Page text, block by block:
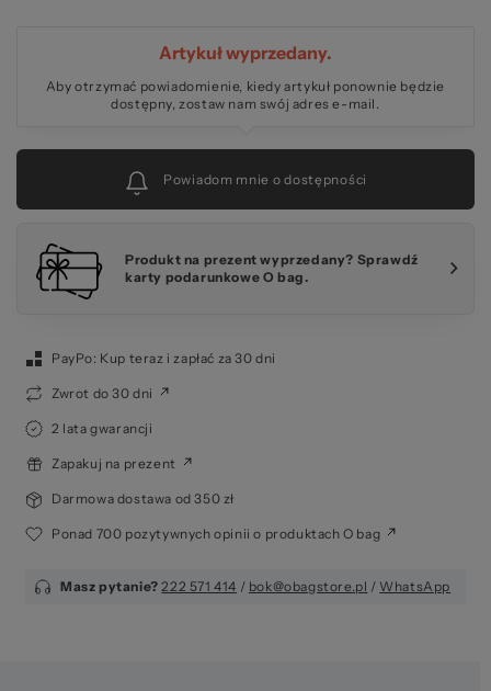
Artykuł wyprzedany.
Aby otrzymać powiadomienie, kiedy artykuł ponownie będzie
dostępny, zostaw nam swój adres e-mail.
Powiadom mnie o dostępności
Produkt na prezent wyprzedany? Sprawdź
karty podarunkowe O bag.
PayPo: Kup teraz i zapłać za 30 dni
Zwrot do 30 dni
2 lata gwarancji
Zapakuj na prezent
Darmowa dostawa od 350 zł
Ponad 700 pozytywnych opinii o produktach O bag
Masz pytanie? 222 571 414 / bok@obagstore.pl / WhatsApp